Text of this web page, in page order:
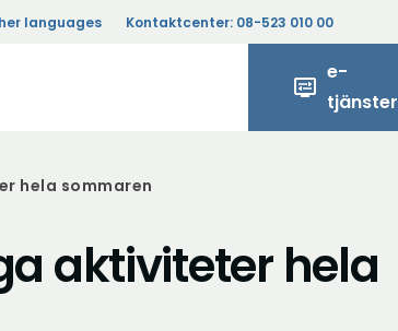
languages Kontaktcenter: 08-523 010 00
display_settings
e-
tjänster
hela sommaren
aktiviteter hela